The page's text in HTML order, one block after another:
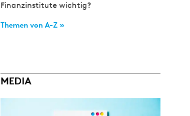
Finanzinstitute wichtig?
Themen von A-Z »
MEDIA